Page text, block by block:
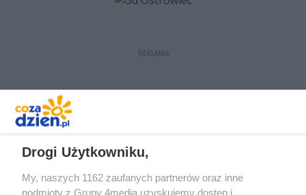
REKLAMA
Drogi Użytkowniku,
My, naszych 1162 zaufanych partnerów oraz inne
podmioty z Grupy 4media uzyskujemy dostęp i